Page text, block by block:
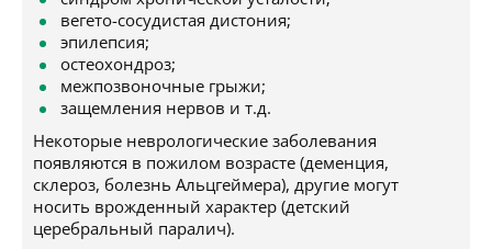
вегето-сосудистая дистония;
эпилепсия;
остеохондроз;
межпозвоночные грыжи;
защемления нервов и т.д.
Некоторые неврологические заболевания
появляются в пожилом возрасте (деменция,
склероз, болезнь Альцгеймера), другие могут
носить врожденный характер (детский
церебральный паралич).